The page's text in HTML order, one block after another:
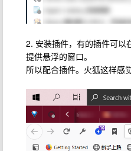
2. 安装插件，有的插件可以
提供悬浮的窗口。
所以配合插件。火狐这样感